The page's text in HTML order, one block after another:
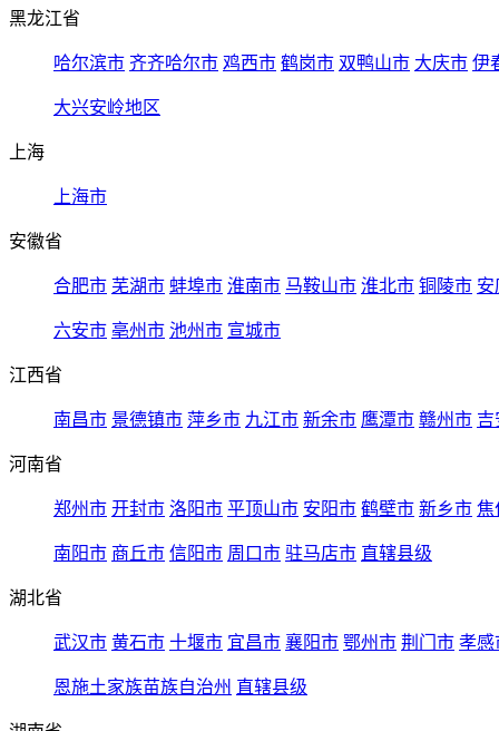
黑龙江省
哈尔滨市 齐齐哈尔市 鸡西市 鹤岗市 双鸭山市 大庆市 伊
大兴安岭地区
上海
上海市
安徽省
合肥市 芜湖市 蚌埠市 淮南市 马鞍山市 淮北市 铜陵市 安
六安市 亳州市 池州市 宣城市
江西省
南昌市 景德镇市 萍乡市 九江市 新余市 鹰潭市 赣州市 吉
河南省
郑州市 开封市 洛阳市 平顶山市 安阳市 鹤壁市 新乡市 焦
南阳市 商丘市 信阳市 周口市 驻马店市 直辖县级
湖北省
武汉市 黄石市 十堰市 宜昌市 襄阳市 鄂州市 荆门市 孝感
恩施土家族苗族自治州 直辖县级